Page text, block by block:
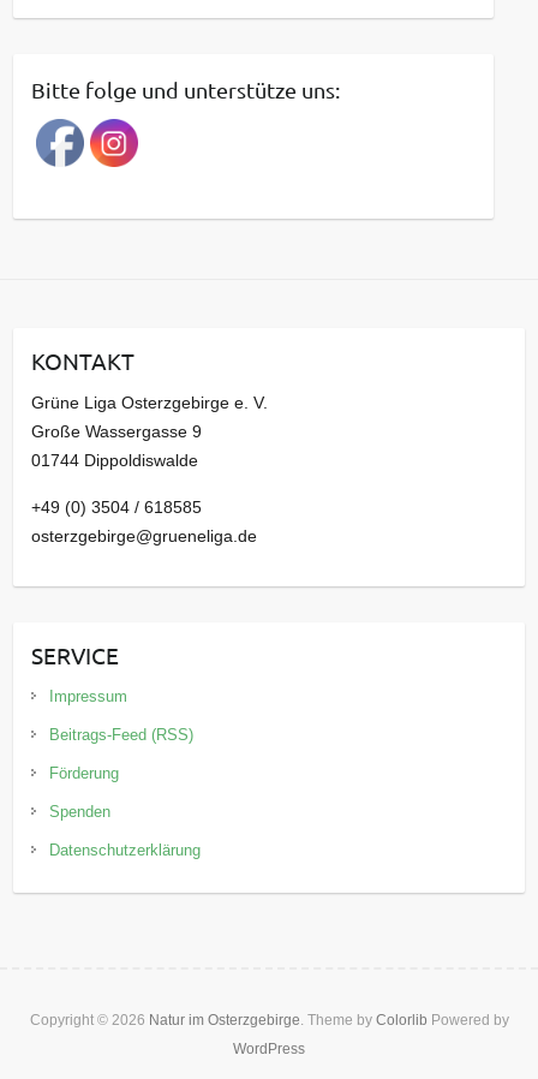
e
r
a
g
a
v
Bitte folge und unterstütze uns:
KONTAKT
Grüne Liga Osterzgebirge e. V.
Große Wassergasse 9
01744 Dippoldiswalde
+49 (0) 3504 / 618585
osterzgebirge@grueneliga.de
SERVICE
Impressum
Beitrags-Feed (RSS)
Förderung
Spenden
Datenschutzerklärung
Copyright © 2026 Natur im Osterzgebirge . Theme by Colorlib Powered by
WordPress